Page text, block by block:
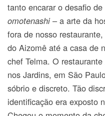
tanto encarar o desafio
omotenashi– a arte da
fora de nosso
do Aizomê até a casa de
chef Telma. O
nos Jardins, em São
sóbrio e discreto. Tão
identificação era exposto